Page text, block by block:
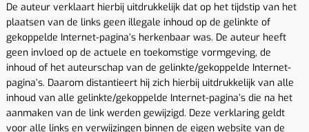
De auteur verklaart hierbij uitdrukkelijk dat op het tijdstip van het
plaatsen van de links geen illegale inhoud op de gelinkte of
gekoppelde Internet-pagina’s herkenbaar was. De auteur heeft
geen invloed op de actuele en toekomstige vormgeving, de
inhoud of het auteurschap van de gelinkte/gekoppelde Internet-
pagina’s. Daarom distantieert hij zich hierbij uitdrukkelijk van alle
inhoud van alle gelinkte/gekoppelde Internet-pagina’s die na het
aanmaken van de link werden gewijzigd. Deze verklaring geldt
voor alle links en verwijzingen binnen de eigen website van de